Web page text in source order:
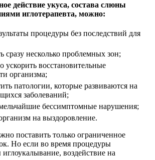
действие укуса, состава слюны
иглотерапевта, можно:
процедуры без последствий для
сразу несколько проблемных зон;
ускорить восстановительные
организма;
патологии, которые развиваются на
заболеваний;
бессимптомные нарушения;
на выздоровление.
поставить только ограниченное
Но если во время процедуры
воздействие на